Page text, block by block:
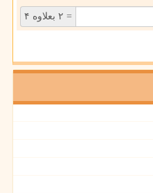
= ۲ بعلاوه ۴